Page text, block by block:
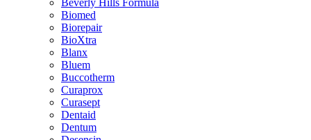
Beverly Hills Formula
Biomed
Biorepair
BioXtra
Blanx
Bluem
Buccotherm
Curaprox
Curasept
Dentaid
Dentum